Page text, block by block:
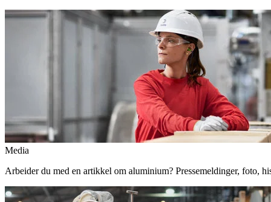
Media
Arbeider du med en artikkel om aluminium? Pressemeldinger, foto,